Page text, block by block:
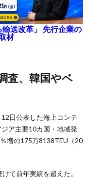
送改革」 先行企業の
材
日公表した海上コンテ
ア主要10カ国・地域発
増の175万8138TEU（20
て前年実績を超えた。